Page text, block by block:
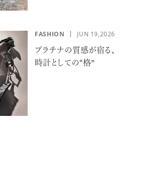
FASHION JUN 19,2026
プラチナの質感が宿る、
時計としての“格”